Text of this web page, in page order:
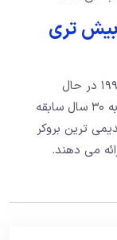
بیش تری
بروکر WM Markets در کنار آلپاری از سال ۱۹۹۸ در حال
فعالیت در بازار مالی فارکس است و نزدیک به ۳۰ سال سابقه
ترین بروکر
می دهند.